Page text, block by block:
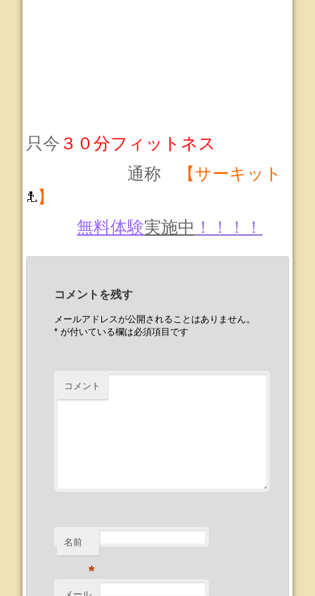
只今 ３０分フィットネス
通称
【サーキット
】
無料体験実施中 ！！！！
コメントを残す
メールアドレスが公開されることはありません。
* が付いている欄は必須項目です
コメント
名前
*